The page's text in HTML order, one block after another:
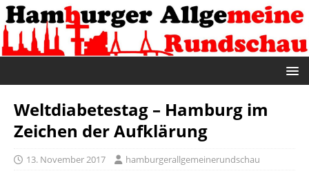
Weltdiabetestag – Hamburg im
Zeichen der Aufklärung
13. November 2017 hamburgerallgemeinerundschau